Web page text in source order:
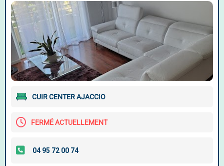
CUIR CENTER AJACCIO
FERMÉ ACTUELLEMENT